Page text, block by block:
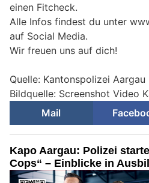
einen Fitcheck.
Alle Infos findest du unter
auf Social Media.
Wir freuen uns auf dich!
Quelle: Kantonspolizei Aargau
Bildquelle: Screenshot Video
Mail
Kapo Aargau: Polizei
Cops“ – Einblicke in